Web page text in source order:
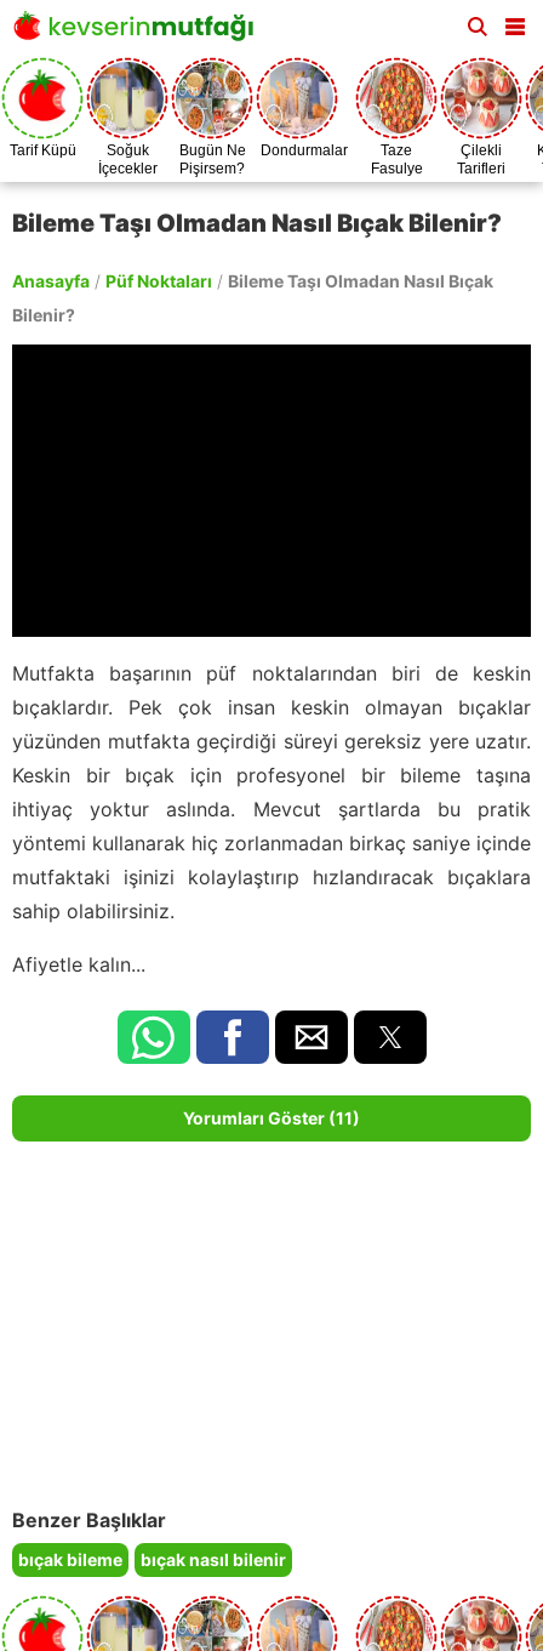
Tarif Küpü
Soğuk
İçecekler
Bugün Ne
Pişirsem?
Dondurmalar
Taze
Fasulye
Zamanı
Çilekli
Tarifleri
Bileme Taşı Olmadan Nasıl Bıçak Bilenir?
Anasayfa / Püf Noktaları / Bileme Taşı Olmadan Nasıl Bıçak
Bilenir?
Mutfakta başarının püf noktalarından biri de keskin
bıçaklardır. Pek çok insan keskin olmayan bıçaklar
yüzünden mutfakta geçirdiği süreyi gereksiz yere uzatır.
Keskin bir bıçak için profesyonel bir bileme taşına
ihtiyaç yoktur aslında. Mevcut şartlarda bu pratik
yöntemi kullanarak hiç zorlanmadan birkaç saniye içinde
mutfaktaki işinizi kolaylaştırıp hızlandıracak bıçaklara
sahip olabilirsiniz.
Afiyetle kalın...
Yorumları Göster (11)
Benzer Başlıklar
bıçak bileme bıçak nasıl bilenir